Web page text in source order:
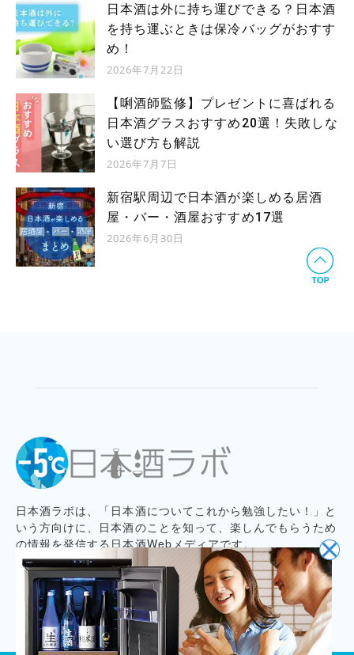
日本酒は外に持ち運びできる？日本酒
を持ち運ぶときは保冷バッグがおすす
め！
2026年7月22日
【唎酒師監修】プレゼントに喜ばれる
日本酒グラスおすすめ20選！失敗しな
い選び方も解説
2026年7月7日
新宿駅周辺で日本酒が楽しめる居酒
屋・バー・酒屋おすすめ17選
2026年6月30日
日本酒ラボは、「日本酒についてこれから勉強したい！」と
いう方向けに、日本酒のことを知って、楽しんでもらうため
の情報を発信する日本酒Webメディアです。